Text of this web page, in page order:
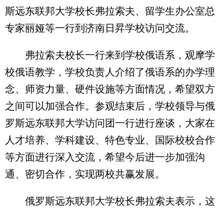
斯远东联邦大学校长弗拉索夫、留学生办公室总
专家丽娅等一行到济南日昇学校访问交流。
弗拉索夫校长一行来到学校俄语系，观摩学
校俄语教学，学校负责人介绍了俄语系的办学理
念、师资力量、硬件设施等方面情况，希望双方
之间可以加强合作。参观结束后，学校领导与俄
罗斯远东联邦大学访问团一行进行座谈，大家在
人才培养、学科建设、特色专业、国际校校合作
等方面进行深入交流，希望今后进一步加强沟
通、密切合作，实现两校共赢发展。
俄罗斯远东联邦大学校长弗拉索夫表示，这